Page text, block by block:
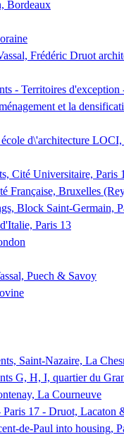
Bordeaux
Frédéric Druot
- Territoires
et la
d\'architecture
Cité Universitaire, Paris
Française, Bruxelles
Block Saint-Germain,
Paris 13
Puech & Savoy
Saint-Nazaire, La
G, H, I, quartier du
La Courneuve
17 - Druot, Lacaton
de-Paul into housing,